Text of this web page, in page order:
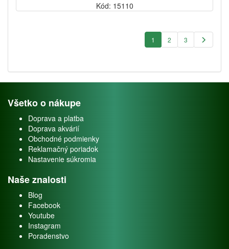
Kód: 15110
1 2 3
Všetko o nákupe
Doprava a platba
Doprava akvárií
Obchodné podmienky
Reklamačný poriadok
Nastavenie súkromia
Naše znalosti
Blog
Facebook
Youtube
Instagram
Poradenstvo